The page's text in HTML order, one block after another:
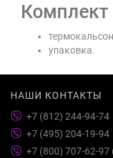
Комплект
упаковка.
НАШИ КОНТАКТЫ
+7 (812) 244-94-74
+7 (495) 204-19-94
+7 (800) 707-62-97